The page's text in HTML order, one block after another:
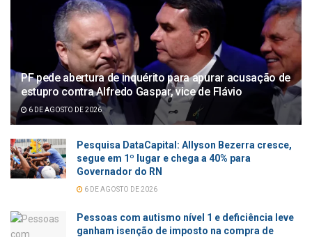
PF pede abertura de inquérito para apurar acusação de
estupro contra Alfredo Gaspar, vice de Flávio
6 DE AGOSTO DE 2026
Pesquisa DataCapital: Allyson Bezerra cresce,
segue em 1º lugar e chega a 40% para
Governador do RN
6 DE AGOSTO DE 2026
Pessoas com autismo nível 1 e deficiência leve
ganham isenção de imposto na compra de